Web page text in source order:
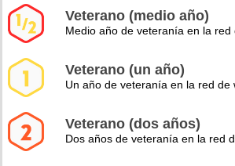
Veterano (medio año)
Medio año de veteranía en la red
Veterano (un año)
Un año de veteranía en la red de
Veterano (dos años)
Dos años de veteranía en la red